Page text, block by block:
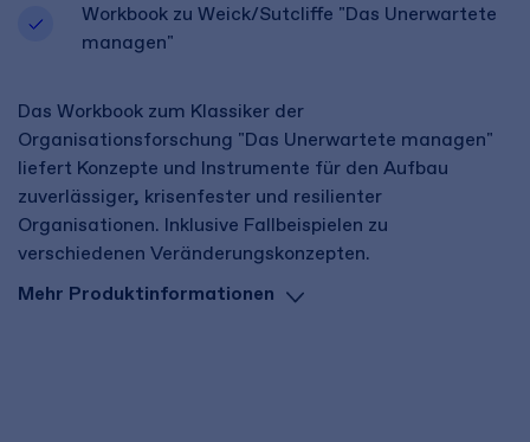
Workbook zu Weick/Sutcliffe "Das Unerwartete
managen"
Das Workbook zum Klassiker der
Organisationsforschung "Das Unerwartete managen"
liefert Konzepte und Instrumente für den Aufbau
zuverlässiger, krisenfester und resilienter
Organisationen. Inklusive Fallbeispielen zu
verschiedenen Veränderungskonzepten.
Mehr Produktinformationen